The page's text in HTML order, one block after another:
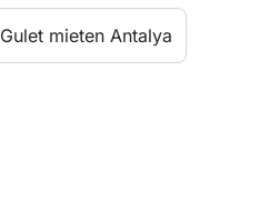
Gulet mieten Antalya